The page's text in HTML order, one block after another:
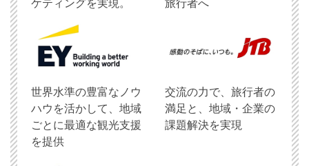
ケティングを実現。
旅行者へ
世界水準の豊富なノウ
ハウを活かして、地域
ごとに最適な観光支援
を提供
交流の力で、旅行者の
満足と、地域・企業の
課題解決を実現